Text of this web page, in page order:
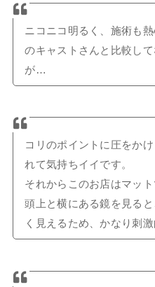
ニコニコ明るく、施術も
のキャストさんと比較し
が…
コリのポイントに圧をか
れて気持ちイイです。
それからこのお店はマッ
頭上と横にある鏡を見る
く見えるため、かなり刺